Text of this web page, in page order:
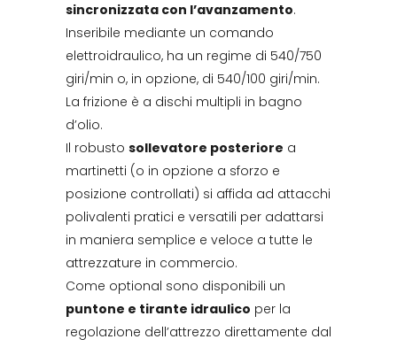
sincronizzata con l’avanzamento.
Inseribile mediante un comando
elettroidraulico, ha un regime di 540/750
giri/min o, in opzione, di 540/100 giri/min.
La frizione è a dischi multipli in bagno
d’olio.
Il robusto sollevatore posteriore a
martinetti (o in opzione a sforzo e
posizione controllati) si affida ad attacchi
polivalenti pratici e versatili per adattarsi
in maniera semplice e veloce a tutte le
attrezzature in commercio.
Come optional sono disponibili un
puntone e tirante idraulico per la
regolazione dell’attrezzo direttamente dal